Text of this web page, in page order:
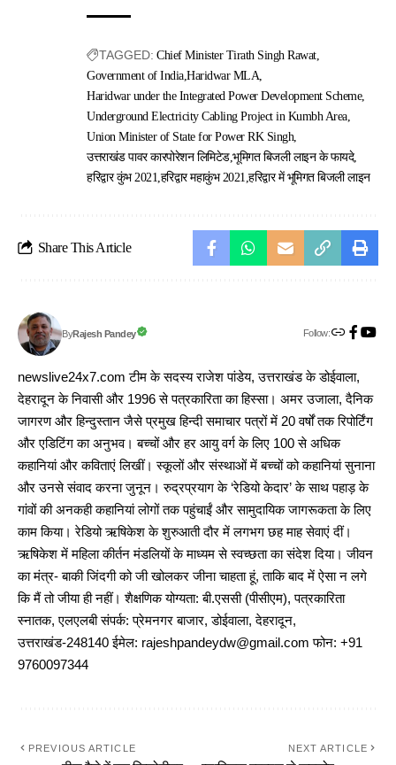
TAGGED: Chief Minister Tirath Singh Rawat
Government of India Haridwar MLA
Haridwar under the Integrated Power Development Scheme
Underground Electricity Cabling Project in Kumbh Area
Union Minister of State for Power RK Singh
उत्तराखंड पावर कारपोरेशन लिमिटेड भूमिगत बिजली लाइन के फायदे
हरिद्वार कुंभ 2021 हरिद्वार महाकुंभ 2021 हरिद्वार में भूमिगत बिजली लाइन
Share This Article
ByRajesh Pandey Follow:
newslive24x7.com टीम के सदस्य राजेश पांडेय, उत्तराखंड के डोईवाला,
देहरादून के निवासी और 1996 से पत्रकारिता का हिस्सा। अमर उजाला, दैनिक
जागरण और हिन्दुस्तान जैसे प्रमुख हिन्दी समाचार पत्रों में 20 वर्षों तक रिपोर्टिंग
और एडिटिंग का अनुभव। बच्चों और हर आयु वर्ग के लिए 100 से अधिक
कहानियां और कविताएं लिखीं। स्कूलों और संस्थाओं में बच्चों को कहानियां सुनाना
और उनसे संवाद करना जुनून। रुद्रप्रयाग के ‘रेडियो केदार’ के साथ पहाड़ के
गांवों की अनकही कहानियां लोगों तक पहुंचाईं और सामुदायिक जागरूकता के लिए
काम किया। रेडियो ऋषिकेश के शुरुआती दौर में लगभग छह माह सेवाएं दीं।
ऋषिकेश में महिला कीर्तन मंडलियों के माध्यम से स्वच्छता का संदेश दिया। जीवन
का मंत्र- बाकी जिंदगी को जी खोलकर जीना चाहता हूं, ताकि बाद में ऐसा न लगे
कि मैं तो जीया ही नहीं। शैक्षणिक योग्यता: बी.एससी (पीसीएम), पत्रकारिता
स्नातक, एलएलबी संपर्क: प्रेमनगर बाजार, डोईवाला, देहरादून,
उत्तराखंड-248140 ईमेल: rajeshpandeydw@gmail.com फोन: +91
9760097344
PREVIOUS ARTICLE NEXT ARTICLE